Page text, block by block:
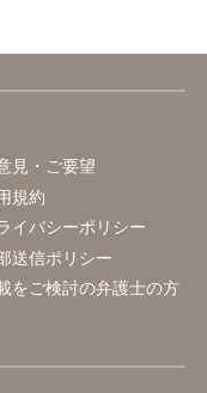
見・ご要望
規約
イバシーポリシー
送信ポリシー
をご検討の弁護士の方